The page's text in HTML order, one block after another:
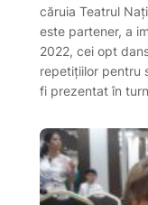
căruia Teatrul
este partener, a
2022, cei opt
repetițiilor pentru
fi prezentat în